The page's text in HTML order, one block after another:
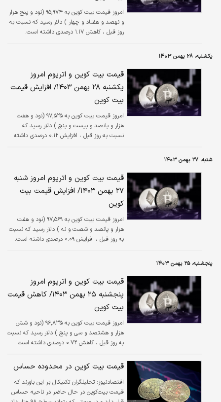
امروز قیمت بیت کوین به ۹۵,۹۷۴ (نود و پنج هزار
و نهصد و هفتاد و چهار ) دلار رسید که نسبت به
روز قبل ، کاهش ۱.۱۷ درصدی داشته است.
یکشنبه، ۲۸ بهمن ۱۴۰۳
قیمت بیت کوین و اتریوم امروز
یکشنبه ۲۸ بهمن ۱۴۰۳/ افزایش قیمت
بیت کوین
امروز قیمت بیت کوین به ۹۷,۵۲۵ (نود و هفت
هزار و پانصد و بیست و پنج ) دلار رسید که
نسبت به روز قبل ، افزایش ۰.۱۲ درصدی داشته
شنبه، ۲۷ بهمن ۱۴۰۳
قیمت بیت کوین و اتریوم امروز شنبه
۲۷ بهمن ۱۴۰۳/ افزایش قیمت بیت
کوین
امروز قیمت بیت کوین به ۹۷,۵۶۹ (نود و هفت
هزار و پانصد و شصت و نه ) دلار رسید که نسبت
به روز قبل ، افزایش ۰.۰۹ درصدی داشته است.
پنجشنبه، ۲۵ بهمن ۱۴۰۳
قیمت بیت کوین و اتریوم امروز
پنجشنبه ۲۵ بهمن ۱۴۰۳/ کاهش قیمت
بیت کوین
امروز قیمت بیت کوین به ۹۶,۸۳۵ (نود و شش
هزار و هشتصد و سی و پنج ) دلار رسید که نسبت
به روز قبل ، کاهش ۰.۷۲ درصدی داشته است.
قیمت بیت کوین در محدوده حساس
اقتصادنیوز: تحلیلگران تکنیکال بر این باورند که
قیمت بیت‌کوین در حال حاضر در ناحیه حساس